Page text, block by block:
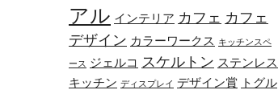
アル インテリア カフェ カフェ
デザイン カラーワークス キッチンスペ
ース ジェルコ スケルトン ステンレス
キッチン ディスプレイ デザイン賞 トグル